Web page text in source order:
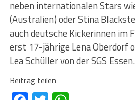
neben internationalen Stars
(Australien) oder Stina
auch deutsche Kickerinnen im
erst 17-jährige Lena Oberdorf
Lea Schüller von der SGS Essen.
Beitrag teilen